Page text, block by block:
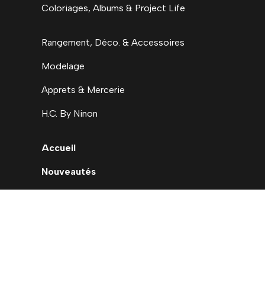
Coloriages, Albums & Project Life
Rangement, Déco. & Accessoires
Modelage
Apprets & Mercerie
H.C. By Ninon
Accueil
Nouveautés